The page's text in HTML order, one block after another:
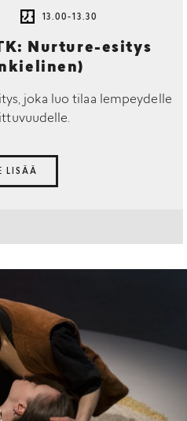
13.00-13.30
Nurture-esitys
joka luo tilaa lempeydelle
LISÄÄ